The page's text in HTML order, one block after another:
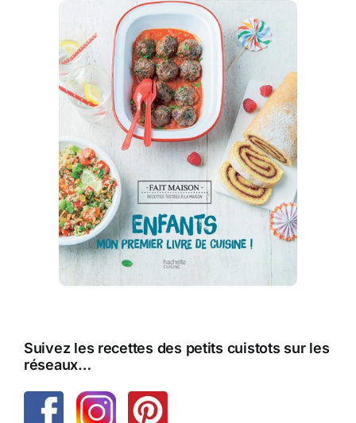
Suivez les recettes des petits cuistots sur les
réseaux…